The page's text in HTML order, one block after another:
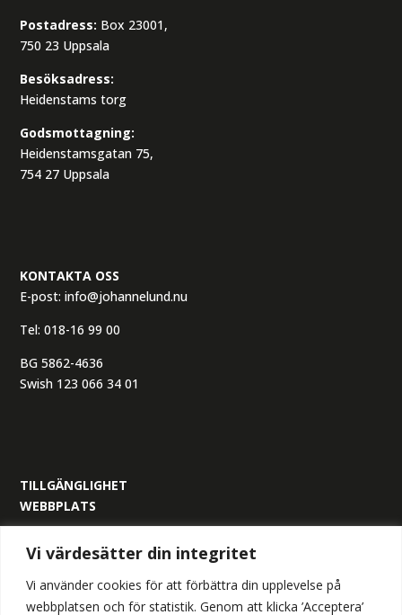
Vi värdesätter din integritet
Vi använder cookies för att förbättra din upplevelse på
webbplatsen och för statistik. Genom att klicka ’Acceptera’
Postadress: Box 23001,
750 23 Uppsala
Besöksadress:
Heidenstams torg
Godsmottagning:
Heidenstamsgatan 75,
754 27 Uppsala
KONTAKTA OSS
E-post:info@johannelund.nu
Tel:018-16 99 00
BG 5862-4636
Swish 123 066 34 01
TILLGÄNGLIGHET
WEBBPLATS
559305-6517